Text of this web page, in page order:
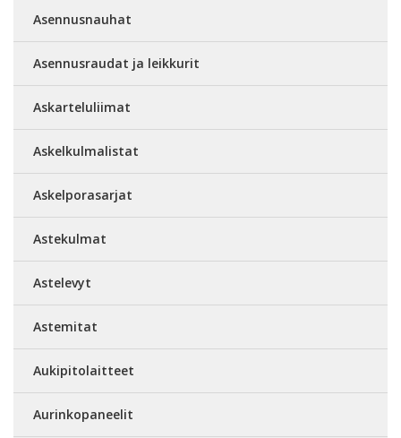
Asennusnauhat
Asennusraudat ja leikkurit
Askarteluliimat
Askelkulmalistat
Askelporasarjat
Astekulmat
Astelevyt
Astemitat
Aukipitolaitteet
Aurinkopaneelit